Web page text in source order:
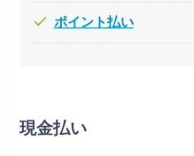
ポイント払い
現金払い